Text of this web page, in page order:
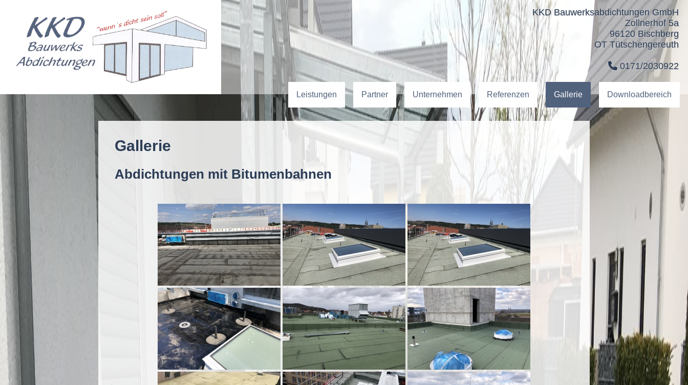
Leistungen Partner Unternehmen Referenzen Gallerie Downloadbereich
KKD Bauwerksabdichtungen GmbH
Zollnerhof 5a
96120 Bischberg
OT Tütschengereuth
0171/2030922
Gallerie
Abdichtungen mit Bitumenbahnen